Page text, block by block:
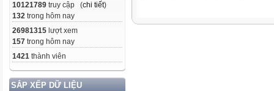
10121789 truy cập (chi tiết)
132 trong hôm nay
26981315 lượt xem
157 trong hôm nay
1421 thành viên
SẮP XẾP DỮ LIỆU